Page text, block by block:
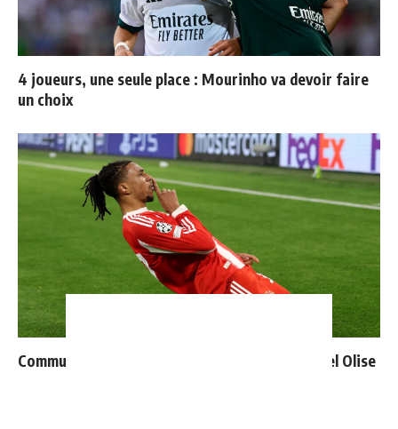
4 joueurs, une seule place : Mourinho va devoir faire
un choix
Communiqué officiel du Real Madrid sur Michael Olise